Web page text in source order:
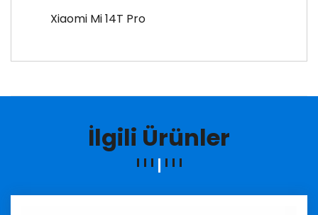
Xiaomi Mi 14T Pro
İlgili Ürünler